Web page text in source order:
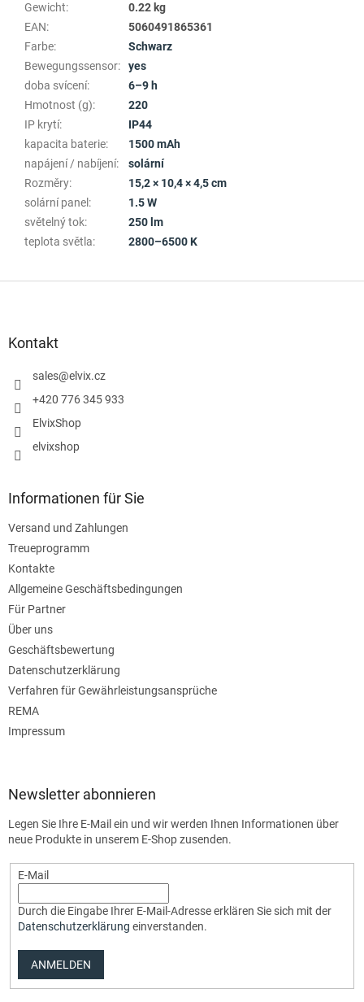
Gewicht:
0.22 kg
EAN:
5060491865361
Farbe:
Schwarz
Bewegungssensor:
yes
doba svícení:
6–9 h
Hmotnost (g):
220
IP krytí:
IP44
kapacita baterie:
1500 mAh
napájení / nabíjení:
solární
Rozměry:
15,2 × 10,4 × 4,5 cm
solární panel :
1.5 W
světelný tok:
250 lm
teplota světla: 2800–6500 K
Kontakt
sales@elvix.cz
+420 776 345 933
ElvixShop
elvixshop
Informationen für Sie
Versand und Zahlungen
Treueprogramm
Kontakte
Allgemeine Geschäftsbedingungen
Für Partner
Über uns
Geschäftsbewertung
Datenschutzerklärung
Verfahren für Gewährleistungsansprüche
REMA
Impressum
Newsletter abonnieren
Legen Sie Ihre E-Mail ein und wir werden Ihnen Informationen über
neue Produkte in unserem E-Shop zusenden.
E-Mail
Durch die Eingabe Ihrer E-Mail-Adresse erklären Sie sich mit der
Datenschutzerklärung einverstanden.
ANMELDEN